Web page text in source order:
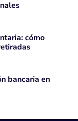
cómo
bancaria en